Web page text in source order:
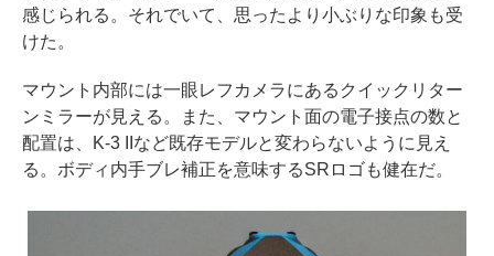
感じられる。それでいて、思ったより小ぶりな印象も受
けた。
マウント内部には一眼レフカメラにあるクイックリター
ンミラーが見える。また、マウント面の電子接点の数と
配置は、K-3 IIなど既存モデルと変わらないように見え
る。ボディ内手ブレ補正を意味するSRロゴも健在だ。